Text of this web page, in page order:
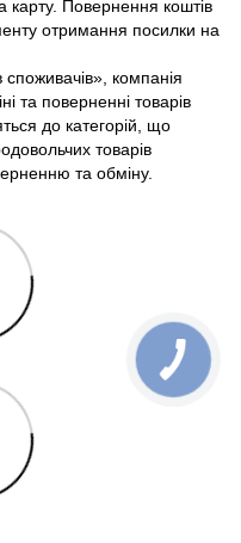
карту. Повернення коштів
отримання посилки на
компанія
та поверненні товарів
до категорій, що
товарів
та обміну.